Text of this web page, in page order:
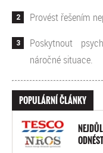
Provést řešením
Poskytnout
náročné situace.
POPULÁRNÍ ČLÁNKY